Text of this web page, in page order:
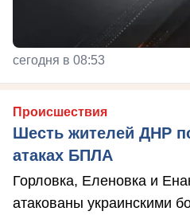
сегодня в 08:53
Происшествия
Шесть жителей ДНР
атаках БПЛА
Горловка, Еленовка и
атакованы украинскими